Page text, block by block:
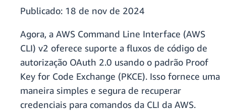
Publicado: 18 de nov de 2024
Agora, a AWS Command Line Interface (AWS
CLI) v2 oferece suporte a fluxos de código de
autorização OAuth 2.0 usando o padrão Proof
Key for Code Exchange (PKCE). Isso fornece uma
maneira simples e segura de recuperar
credenciais para comandos da CLI da AWS.